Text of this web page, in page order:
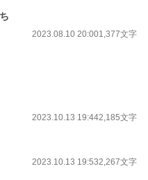
2023.08.10 20:001,377文字
2023.10.13 19:442,185文字
2023.10.13 19:532,267文字